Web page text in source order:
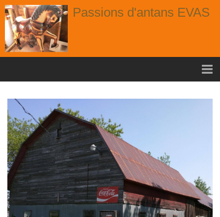
Passions d'antans EVAS
nouvelle arrivage aout
Album
Portes
Fenêtres
Chaises
Contact